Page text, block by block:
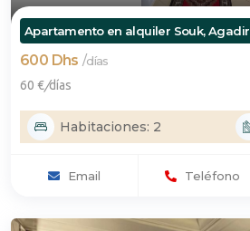
Apartamento en alquiler Souk, Agadir
600 Dhs /días
60 €/días
Habitaciones: 2
Email Teléfono